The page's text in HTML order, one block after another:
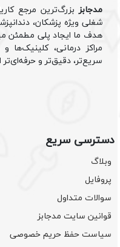
مدجابزبزرگ‌ترین مرجع
شغلی ویژه پزشکان،
هدف ما ایجاد پلی مطمئن
مراکز درمانی، کلینیک‌ها
سریع‌تر، دقیق‌تر و
دسترسی سریع
وبلاگ
پروفایل
سوالات متداول
قوانین سایت مدجابز
سیاست حفظ حریم خصوصی